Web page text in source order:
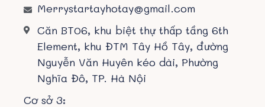
Merrystartayhotay@gmail.com
Căn BT06, khu biệt thự thấp tầng 6th
Element, khu ĐTM Tây Hồ Tây, đường
Nguyễn Văn Huyên kéo dài, Phường
Nghĩa Đô, TP. Hà Nội
Cơ sở 3: